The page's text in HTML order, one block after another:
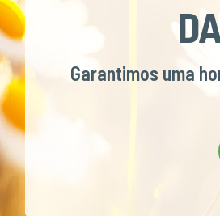
Garantimos uma